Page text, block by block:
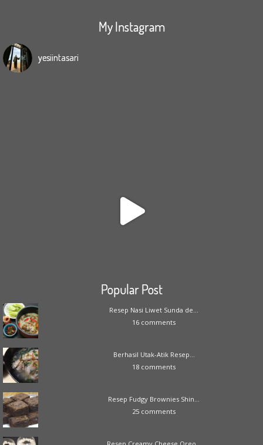
My Instagram
yesiintasari
Popular Post
Resep Nasi Liwet Sunda de...
16 comments
Berhasil Utak-Atik Resep...
18 comments
Resep Fudgy Brownies Shin...
25 comments